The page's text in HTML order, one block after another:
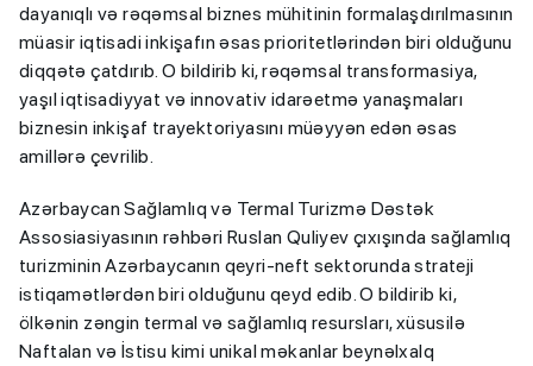
dayanıqlı və rəqəmsal biznes mühitinin formalaşdırılmasının
müasir iqtisadi inkişafın əsas prioritetlərindən biri olduğunu
diqqətə çatdırıb. O bildirib ki, rəqəmsal transformasiya,
yaşıl iqtisadiyyat və innovativ idarəetmə yanaşmaları
biznesin inkişaf trayektoriyasını müəyyən edən əsas
amillərə çevrilib.
Azərbaycan Sağlamlıq və Termal Turizmə Dəstək
Assosiasiyasının rəhbəri Ruslan Quliyev çıxışında sağlamlıq
turizminin Azərbaycanın qeyri-neft sektorunda strateji
istiqamətlərdən biri olduğunu qeyd edib. O bildirib ki,
ölkənin zəngin termal və sağlamlıq resursları, xüsusilə
Naftalan və İstisu kimi unikal məkanlar beynəlxalq